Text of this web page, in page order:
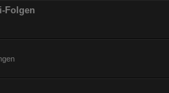
Folgen